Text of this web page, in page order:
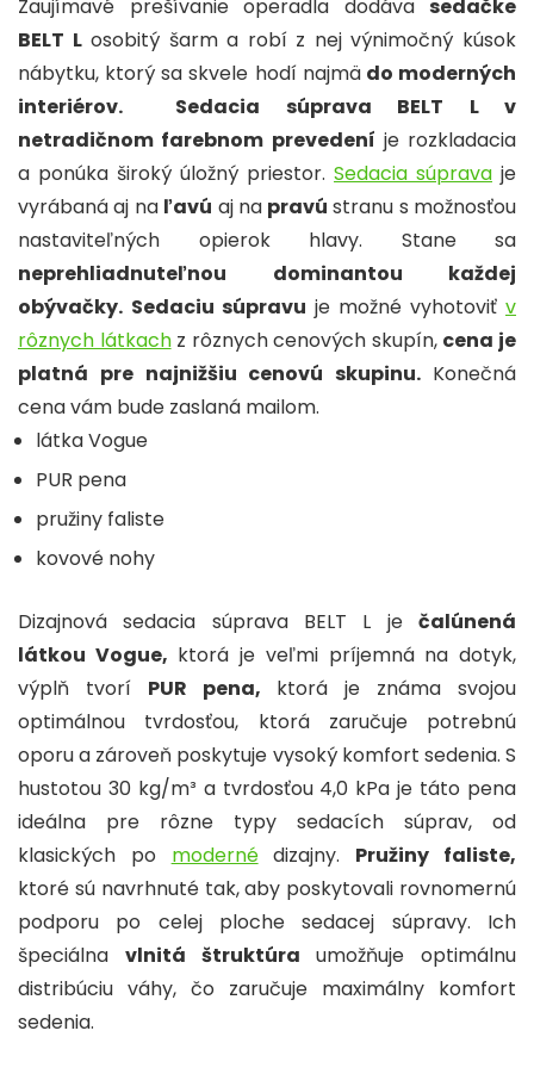
Zaujímavé prešívanie operadla dodáva sedačke
BELT Losobitý šarm a robí z nej výnimočný kúsok
nábytku, ktorý sa skvele hodí najmädo moderných
interiérov.
Sedacia súprava BELT L v
netradičnom farebnom prevedení je rozkladacia
a ponúka široký úložný priestor. Sedacia súprava je
vyrábaná aj na ľavú aj na pravú stranu s možnosťou
nastaviteľných opierok hlavy. Stane sa
neprehliadnuteľnou dominantou každej
obývačky. Sedaciu súpravu je možné vyhotoviť v
rôznych látkachz rôznych cenových skupín, cena je
platná pre najnižšiu cenovú skupinu. Konečná
cena vám bude zaslaná mailom.
látka Vogue
PUR pena
pružiny faliste
kovové nohy
Dizajnová sedacia súprava BELT L je čalúnená
látkou Vogue, ktorá je veľmi príjemná na dotyk,
výplň tvorí PUR pena, ktorá je známa svojou
optimálnou tvrdosťou, ktorá zaručuje potrebnú
oporu a zároveň poskytuje vysoký komfort sedenia. S
hustotou 30 kg/m³ a tvrdosťou 4,0 kPa je táto pena
ideálna pre rôzne typy sedacích súprav, od
klasických po modernédizajny.
Pružiny faliste,
ktoré sú navrhnuté tak, aby poskytovali rovnomernú
podporu po celej ploche sedacej súpravy. Ich
špeciálna vlnitá štruktúra umožňuje optimálnu
distribúciu váhy, čo zaručuje maximálny komfort
sedenia.